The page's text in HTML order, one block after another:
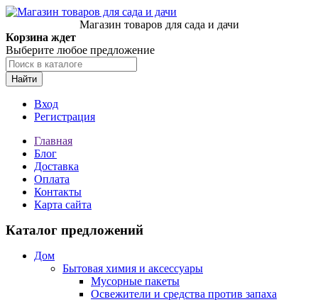
Магазин товаров для сада и дачи
Корзина ждет
Выберите любое предложение
Найти
Вход
Регистрация
Главная
Блог
Доставка
Оплата
Контакты
Карта сайта
Каталог предложений
Дом
Бытовая химия и аксессуары
Мусорные пакеты
Освежители и средства против запаха